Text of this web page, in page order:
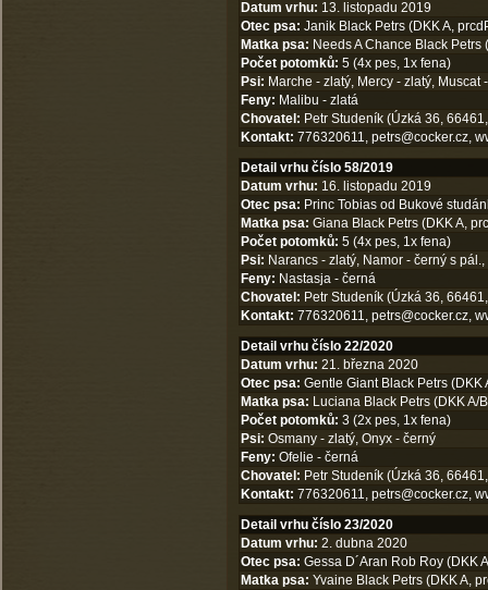
Datum vrhu: 13. listopadu 2019
Otec psa: Janik Black Petrs (DKK A,
Matka psa: Needs A Chance Black Petrs
Počet potomků: 5 (4x pes, 1x fena)
Psi: Marche - zlatý, Mercy - zlatý,
Feny: Malibu - zlatá
Chovatel: Petr Studeník (Úzká 36,
Kontakt: 776320611, petrs@cocker.cz,
Detail vrhu číslo 58/2019
Datum vrhu: 16. listopadu 2019
Otec psa: Princ Tobias od Bukové
Matka psa: Giana Black Petrs (DKK A,
Počet potomků: 5 (4x pes, 1x fena)
Psi: Narancs - zlatý, Namor - černý s
Feny: Nastasja - černá
Chovatel: Petr Studeník (Úzká 36,
Kontakt: 776320611, petrs@cocker.cz,
Detail vrhu číslo 22/2020
Datum vrhu: 21. března 2020
Otec psa: Gentle Giant Black Petrs (DKK
Matka psa: Luciana Black Petrs (DKK A/
Počet potomků: 3 (2x pes, 1x fena)
Psi: Osmany - zlatý, Onyx - černý
Feny: Ofelie - černá
Chovatel: Petr Studeník (Úzká 36,
Kontakt: 776320611, petrs@cocker.cz,
Detail vrhu číslo 23/2020
Datum vrhu: 2. dubna 2020
Otec psa: Gessa D´Aran Rob Roy (DKK
Matka psa: Yvaine Black Petrs (DKK A,